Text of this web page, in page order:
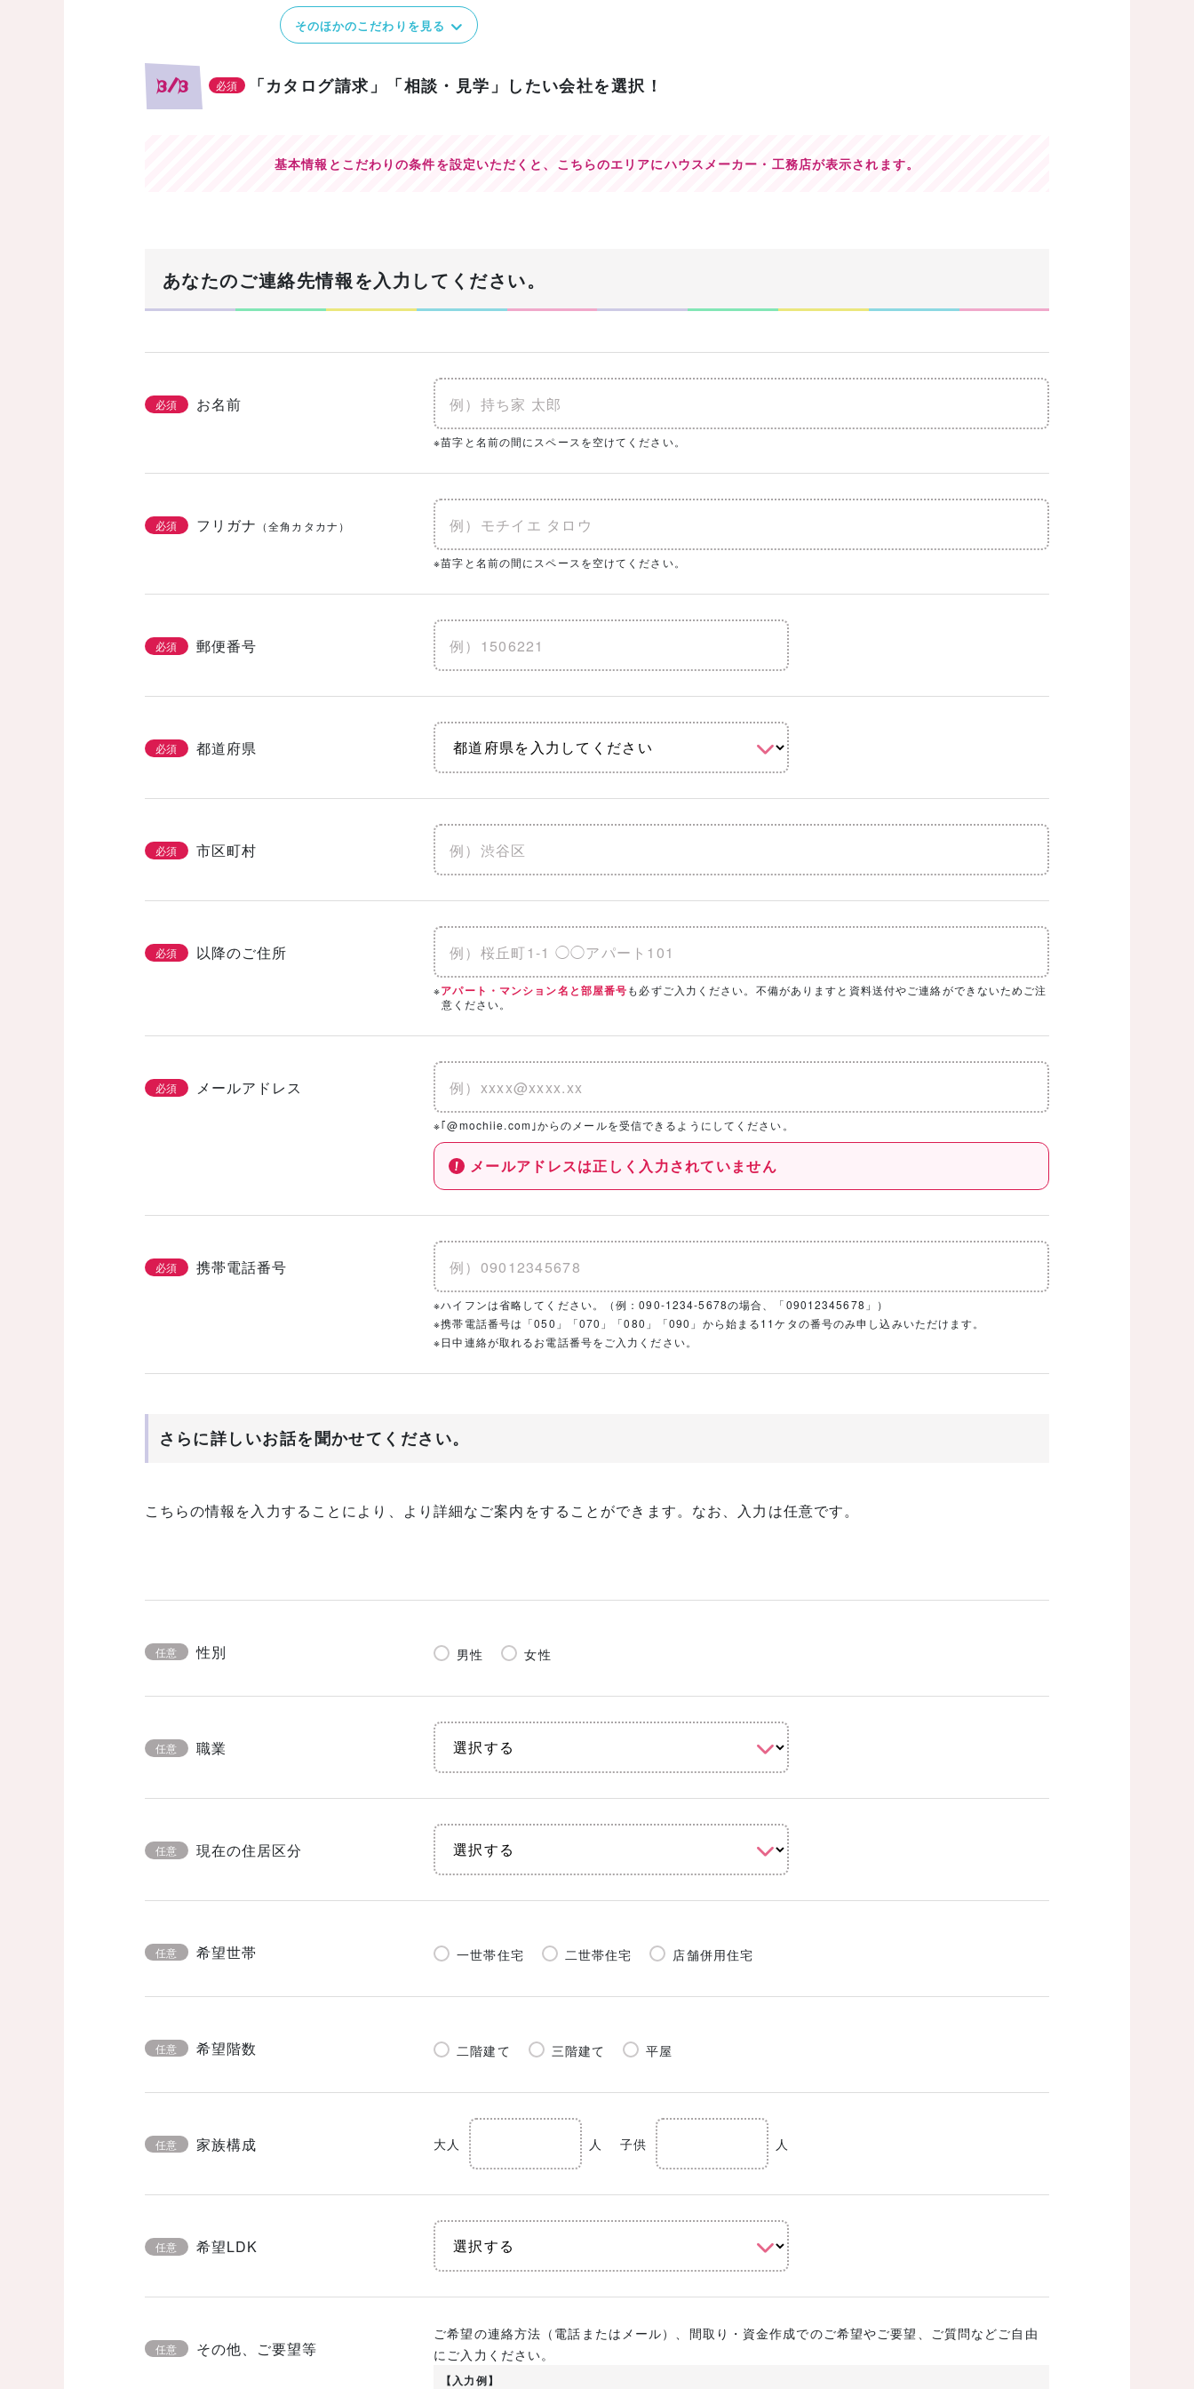
そのほかのこだわりを見る
3/3 必須 「カタログ請求」「相談・見学」したい会社を選択！
基本情報とこだわりの条件を設定いただくと、 こちらのエリアにハウスメーカー・工務店が表示されます。
あなたのご連絡先情報を入力してください。
必須 お名前
※苗字と名前の間にスペースを空けてください。
必須 フリガナ （全角カタカナ）
※苗字と名前の間にスペースを空けてください。
必須 郵便番号
必須 都道府県
必須 市区町村
必須 以降のご住所
※アパート・マンション名と部屋番号も必ずご入力ください。不備がありますと資料送付やご連絡ができないためご注
意ください。
必須 メールアドレス
※｢@mochiie.com｣からのメールを受信できるようにしてください。
メールアドレスは正しく入力されていません
必須 携帯電話番号
※ハイフンは省略してください。（例：090-1234-5678の場合、「09012345678」）
※携帯電話番号は「050」「070」「080」「090」から始まる11ケタの番号のみ申し込みいただけます。
※日中連絡が取れるお電話番号をご入力ください。
さらに詳しいお話を聞かせてください。
こちらの情報を入力することにより、より詳細なご案内をすることができます。なお、入力は任意です。
任意 性別 男性 女性
任意 職業
任意 現在の住居区分
任意 希望世帯 一世帯住宅 二世帯住宅 店舗併用住宅
任意 希望階数 二階建て 三階建て 平屋
任意 家族構成 大人 人 子供 人
任意 希望LDK
任意 その他、ご要望等
ご希望の連絡方法（電話またはメール）、間取り・資金作成でのご希望やご要望、ご質問などご自由
にご入力ください。
【入力例】